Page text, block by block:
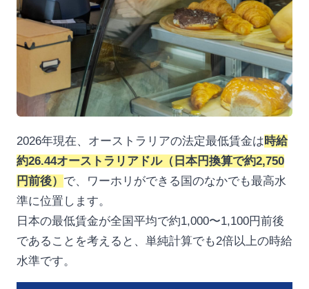
2026年現在、オーストラリアの法定最低賃金は時給
約26.44オーストラリアドル（日本円換算で約2,750
円前後） で、ワーホリができる国のなかでも最高水
準に位置します。
日本の最低賃金が全国平均で約1,000〜1,100円前後
であることを考えると、単純計算でも2倍以上の時給
水準です。